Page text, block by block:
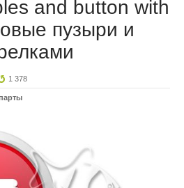
and button with
пузыри и
1 378